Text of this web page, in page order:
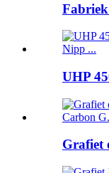
UHP
Grafiet